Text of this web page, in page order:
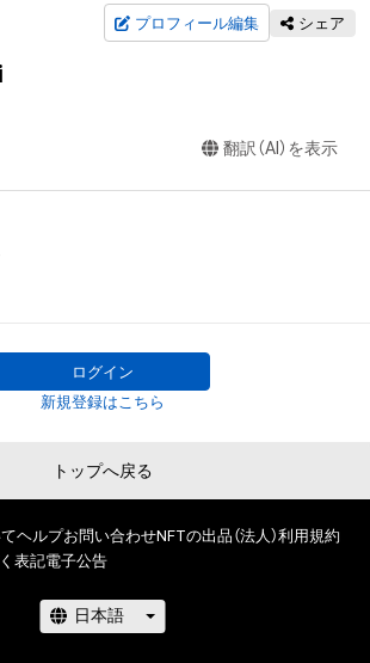
プロフィール編集 シェア
翻訳（AI）を表示
ログイン
新規登録はこちら
トップへ戻る
ヘルプお問い合わせNFTの出品（法人）利用規約
表記電子公告